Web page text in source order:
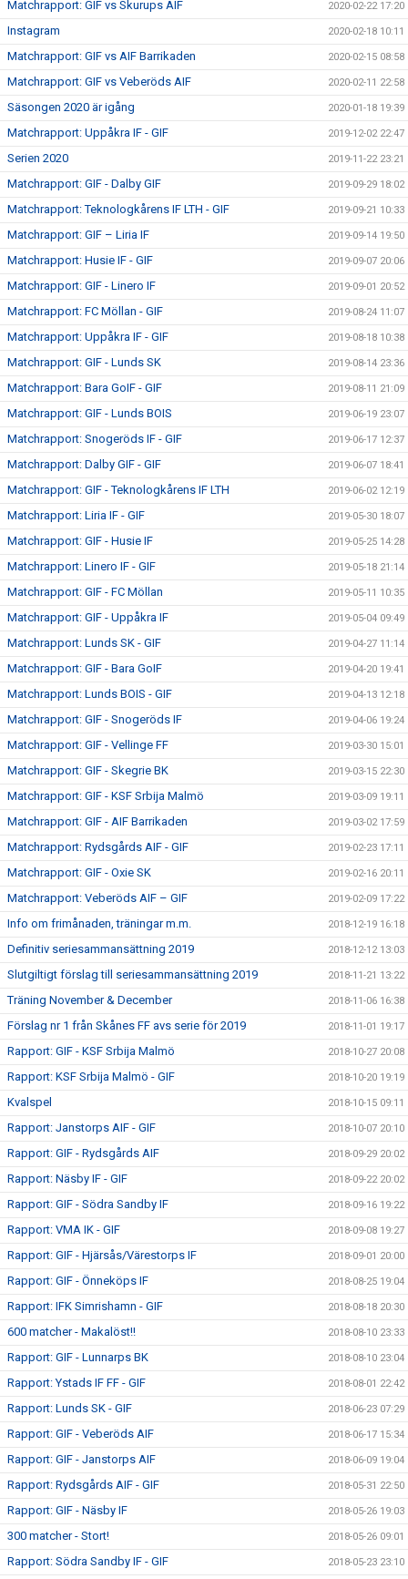
Matchrapport: GIF vs Skurups AIF 2020-02-22 17:20
Instagram 2020-02-18 10:11
Matchrapport: GIF vs AIF Barrikaden 2020-02-15 08:58
Matchrapport: GIF vs Veberöds AIF 2020-02-11 22:58
Säsongen 2020 är igång 2020-01-18 19:39
Matchrapport: Uppåkra IF - GIF 2019-12-02 22:47
Serien 2020 2019-11-22 23:21
Matchrapport: GIF - Dalby GIF 2019-09-29 18:02
Matchrapport: Teknologkårens IF LTH - GIF 2019-09-21 10:33
Matchrapport: GIF – Liria IF 2019-09-14 19:50
Matchrapport: Husie IF - GIF 2019-09-07 20:06
Matchrapport: GIF - Linero IF 2019-09-01 20:52
Matchrapport: FC Möllan - GIF 2019-08-24 11:07
Matchrapport: Uppåkra IF - GIF 2019-08-18 10:38
Matchrapport: GIF - Lunds SK 2019-08-14 23:36
Matchrapport: Bara GoIF - GIF 2019-08-11 21:09
Matchrapport: GIF - Lunds BOIS 2019-06-19 23:07
Matchrapport: Snogeröds IF - GIF 2019-06-17 12:37
Matchrapport: Dalby GIF - GIF 2019-06-07 18:41
Matchrapport: GIF - Teknologkårens IF LTH 2019-06-02 12:19
Matchrapport: Liria IF - GIF 2019-05-30 18:07
Matchrapport: GIF - Husie IF 2019-05-25 14:28
Matchrapport: Linero IF - GIF 2019-05-18 21:14
Matchrapport: GIF - FC Möllan 2019-05-11 10:35
Matchrapport: GIF - Uppåkra IF 2019-05-04 09:49
Matchrapport: Lunds SK - GIF 2019-04-27 11:14
Matchrapport: GIF - Bara GoIF 2019-04-20 19:41
Matchrapport: Lunds BOIS - GIF 2019-04-13 12:18
Matchrapport: GIF - Snogeröds IF 2019-04-06 19:24
Matchrapport: GIF - Vellinge FF 2019-03-30 15:01
Matchrapport: GIF - Skegrie BK 2019-03-15 22:30
Matchrapport: GIF - KSF Srbija Malmö 2019-03-09 19:11
Matchrapport: GIF - AIF Barrikaden 2019-03-02 17:59
Matchrapport: Rydsgårds AIF - GIF 2019-02-23 17:11
Matchrapport: GIF - Oxie SK 2019-02-16 20:11
Matchrapport: Veberöds AIF – GIF 2019-02-09 17:22
Info om frimånaden, träningar m.m. 2018-12-19 16:18
Definitiv seriesammansättning 2019 2018-12-12 13:03
Slutgiltigt förslag till seriesammansättning 2019 2018-11-21 13:22
Träning November & December 2018-11-06 16:38
Förslag nr 1 från Skånes FF avs serie för 2019 2018-11-01 19:17
Rapport: GIF - KSF Srbija Malmö 2018-10-27 20:08
Rapport: KSF Srbija Malmö - GIF 2018-10-20 19:19
Kvalspel 2018-10-15 09:11
Rapport: Janstorps AIF - GIF 2018-10-07 20:10
Rapport: GIF - Rydsgårds AIF 2018-09-29 20:02
Rapport: Näsby IF - GIF 2018-09-22 20:02
Rapport: GIF - Södra Sandby IF 2018-09-16 19:22
Rapport: VMA IK - GIF 2018-09-08 19:27
Rapport: GIF - Hjärsås/Värestorps IF 2018-09-01 20:00
Rapport: GIF - Önneköps IF 2018-08-25 19:04
Rapport: IFK Simrishamn - GIF 2018-08-18 20:30
600 matcher - Makalöst!! 2018-08-10 23:33
Rapport: GIF - Lunnarps BK 2018-08-10 23:04
Rapport: Ystads IF FF - GIF 2018-08-01 22:42
Rapport: Lunds SK - GIF 2018-06-23 07:29
Rapport: GIF - Veberöds AIF 2018-06-17 15:34
Rapport: GIF - Janstorps AIF 2018-06-09 19:04
Rapport: Rydsgårds AIF - GIF 2018-05-31 22:50
Rapport: GIF - Näsby IF 2018-05-26 19:03
300 matcher - Stort! 2018-05-26 09:01
Rapport: Södra Sandby IF - GIF 2018-05-23 23:10